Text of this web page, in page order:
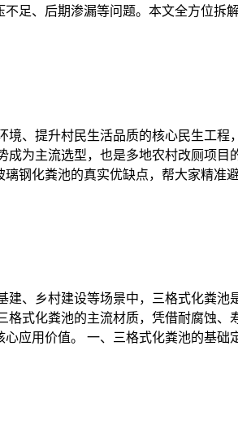
足、后期渗漏等问题。本文全方位拆
、提升村民生活品质的核心民生工
为主流选型，也是多地农村改厕项
钢化粪池的真实优缺点，帮大家精准
、乡村建设等场景中，三格式化粪池
式化粪池的主流材质，凭借耐腐蚀
应用价值。 一、三格式化粪池的基